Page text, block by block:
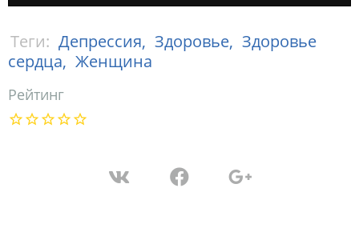
Теги: Депрессия, Здоровье, Здоровье
сердца, Женщина
Рейтинг